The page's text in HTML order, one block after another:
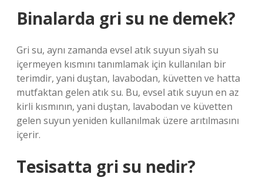
Binalarda gri su ne demek?
Gri su, aynı zamanda evsel atık suyun siyah su
içermeyen kısmını tanımlamak için kullanılan bir
terimdir, yani duştan, lavabodan, küvetten ve hatta
mutfaktan gelen atık su. Bu, evsel atık suyun en az
kirli kısmının, yani duştan, lavabodan ve küvetten
gelen suyun yeniden kullanılmak üzere arıtılmasını
içerir.
Tesisatta gri su nedir?